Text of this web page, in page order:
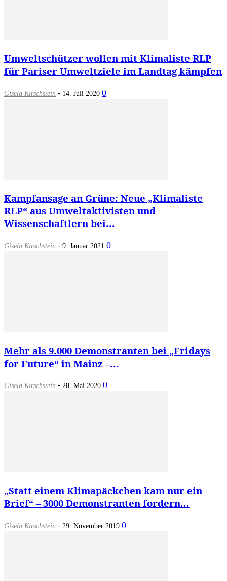
Umweltschützer wollen mit Klimaliste RLP
für Pariser Umweltziele im Landtag kämpfen
Gisela Kirschstein - 14. Juli 2020 0
Kampfansage an Grüne: Neue „Klimaliste
RLP“ aus Umweltaktivisten und
Wissenschaftlern bei...
Gisela Kirschstein - 9. Januar 2021 0
Mehr als 9.000 Demonstranten bei „Fridays
for Future“ in Mainz –...
Gisela Kirschstein - 28. Mai 2020 0
„Statt einem Klimapäckchen kam nur ein
Brief“ – 3000 Demonstranten fordern...
Gisela Kirschstein - 29. November 2019 0